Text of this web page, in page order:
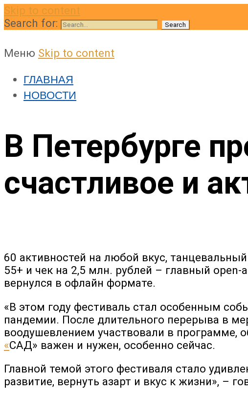
Skip to content
Search for:
Меню Skip to content
ГЛАВНАЯ
НОВОСТИ
В Петербурге
счастливое и
60 активностей на любой вкус,
55+ и чек на 2,5 млн. рублей – главный
вернулся в офлайн формате.
«В этом году фестиваль стал особенным
пандемии. После длительного перерыва в
воодушевлением участвовали в программе,
«САД» важен и нужен, особенно сейчас.
Главной темой этого фестиваля стало
развитие, вернуть азарт и вкус к жизни», –